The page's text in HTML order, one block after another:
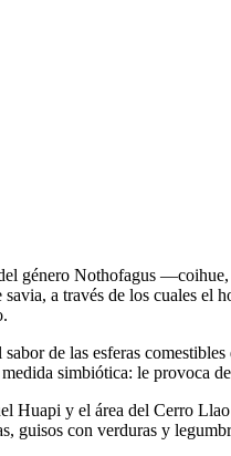
género Nothofagus
a través de los cuales el
de las esferas
simbiótica: le provoca
y el área del Cerro
con verduras y